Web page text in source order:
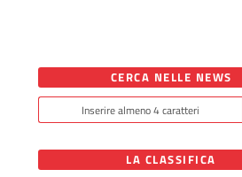
CERCA NELLE NEWS
LA CLASSIFICA